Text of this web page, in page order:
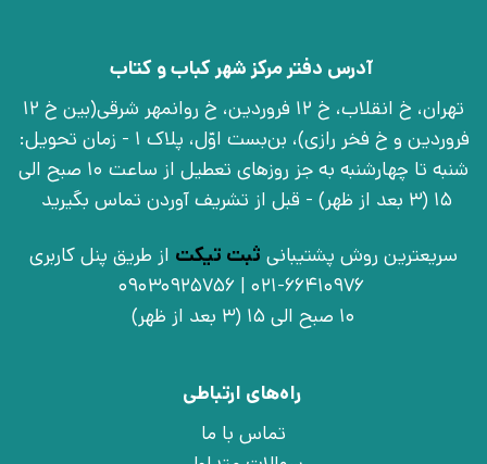
آدرس دفتر مرکز شهر کباب و کتاب
تهران، خ انقلاب، خ 12 فروردین، خ روانمهر شرقی(بین خ 12
فروردین و خ فخر رازی)، بن‌بست اوّل، پلاک 1 - زمان تحویل:
شنبه تا چهارشنبه به جز روزهای تعطیل از ساعت 10 صبح الی
15 (3 بعد از ظهر) - قبل از تشریف آوردن تماس بگیرید
سریعترین روش پشتیبانی ثبت تیکت از طریق پنل کاربری
021-66410976 | 09030925756
10 صبح الی 15 (3 بعد از ظهر)
راه‌های ارتباطی
تماس با ما